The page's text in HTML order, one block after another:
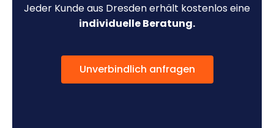
Jeder Kunde aus Dresden erhält kostenlos eine
individuelle Beratung.
Unverbindlich anfragen